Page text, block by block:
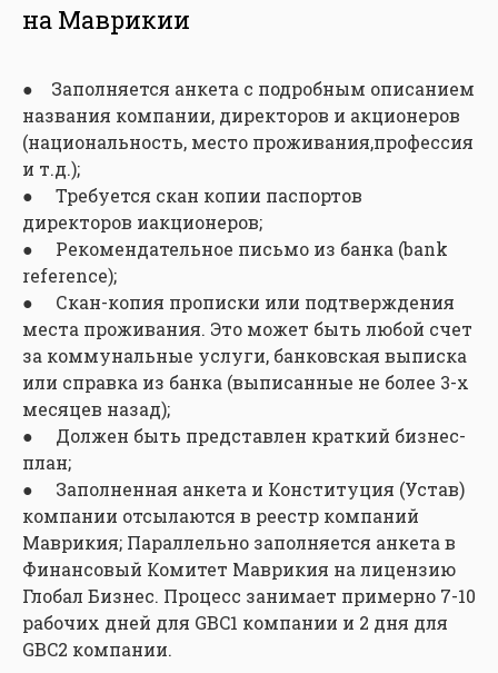
на Маврикии
● Заполняется анкета с подробным описанием
названия компании, директоров и акционеров
(национальность, место проживания,профессия
и т.д.);
● Требуется скан копии паспортов
директоров иакционеров;
● Рекомендательное письмо из банка (bank
reference);
● Скан-копия прописки или подтверждения
места проживания. Это может быть любой счет
за коммунальные услуги, банковская выписка
или справка из банка (выписанные не более 3-х
месяцев назад);
● Должен быть представлен краткий бизнес-
план;
● Заполненная анкета и Конституция (Устав)
компании отсылаются в реестр компаний
Маврикия; Параллельно заполняется анкета в
Финансовый Комитет Маврикия на лицензию
Глобал Бизнес. Процесс занимает примерно 7-10
рабочих дней для GBC1 компании и 2 дня для
GBC2 компании.